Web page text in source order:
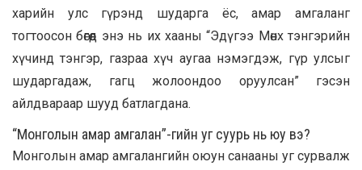
харийн улс гүрэнд шударга ёс, амар амгаланг
тогтоосон бөгөөд энэ нь их хааны “Эдүгээ Mөнх тэнгэрийн
хүчинд тэнгэр, газраа хүч аугаа нэмэгдэж, гүр улсыг
шударгадаж, гагц жолоондоо оруулсан” гэсэн
айлдвараар шууд батлагдана.
“Монголын амар амгалан”-гийн уг суурь нь юу вэ?
Монголын амар амгалангийн оюун санааны уг сурвалж